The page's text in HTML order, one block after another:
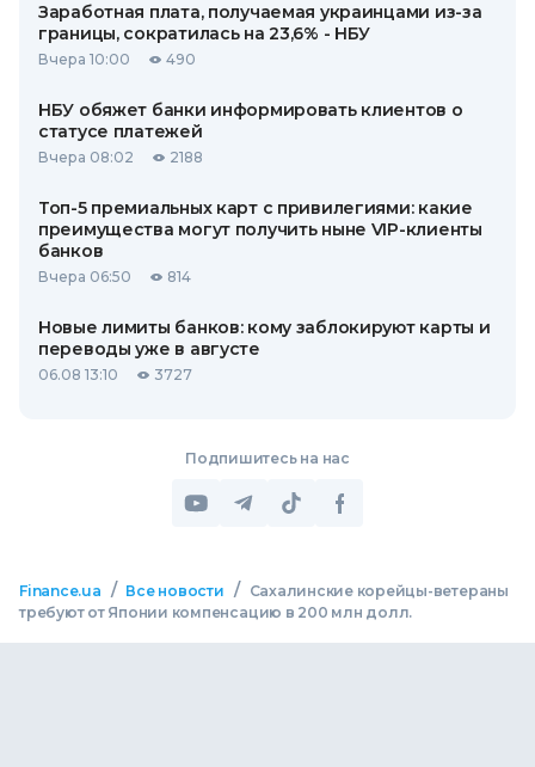
Заработная плата, получаемая украинцами из-за
границы, сократилась на 23,6% - НБУ
Вчера 10:00 490
НБУ обяжет банки информировать клиентов о
статусе платежей
Вчера 08:02 2188
Топ-5 премиальных карт с привилегиями: какие
преимущества могут получить ныне VIP-клиенты
банков
Вчера 06:50 814
Новые лимиты банков: кому заблокируют карты и
переводы уже в августе
06.08 13:10 3727
Подпишитесь на нас
Finance.ua / Все новости /
Сахалинские корейцы-ветераны
требуют от Японии компенсацию в 200 млн долл.